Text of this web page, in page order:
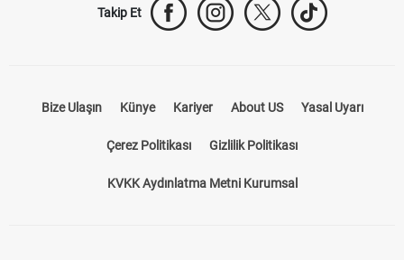
Takip Et
Bize Ulaşın Künye Kariyer About US Yasal Uyarı
Çerez Politikası Gizlilik Politikası
KVKK Aydınlatma Metni Kurumsal